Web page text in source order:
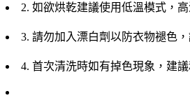
2. 如欲烘乾建議使用低溫模式，
3. 請勿加入漂白劑以防衣物褪色，
4. 首次清洗時如有掉色現象，建